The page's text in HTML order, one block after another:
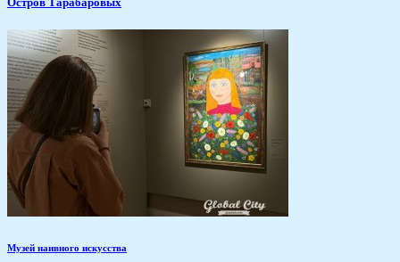
Музей наивного искусства